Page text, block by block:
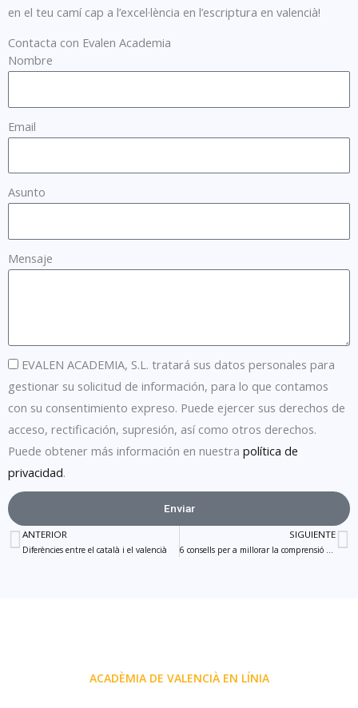
en el teu camí cap a l’excel·lència en l’escriptura en valencià!
Contacta con Evalen Academia
Nombre
Email
Asunto
Mensaje
EVALEN ACADEMIA, S.L. tratará sus datos personales para
gestionar su solicitud de información, para lo que contamos
con su consentimiento expreso. Puede ejercer sus derechos de
acceso, rectificación, supresión, así como otros derechos.
Puede obtener más información en nuestra política de
privacidad.
Enviar
Prev
ANTERIOR
Diferències entre el català i el valencià
SIGUIENTE
ACADÈMIA DE VALENCIÀ EN LÍNIA